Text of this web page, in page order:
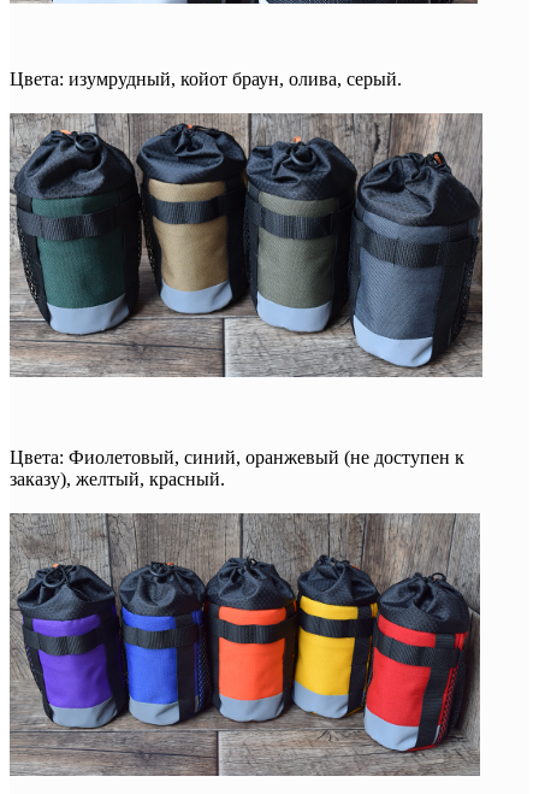
Цвета: изумрудный, койот браун, олива, серый.
Цвета: Фиолетовый, синий, оранжевый (не доступен к
заказу), желтый, красный.